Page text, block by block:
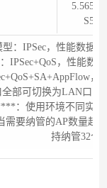
5.565kg
型：IPSec，性能数据
IPSec+QoS，性能数
部可切换为LAN口，
：使用环境不同实际
要纳管的AP数量超
持纳管32个